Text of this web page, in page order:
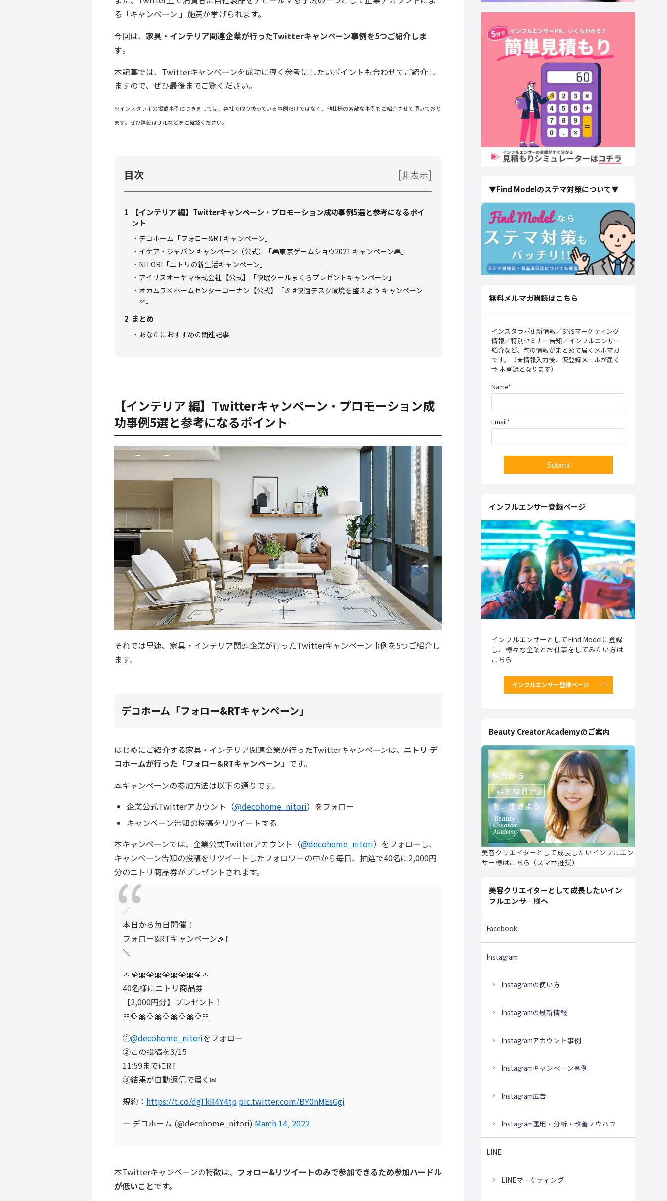
る「キャンペーン 」施策が挙げられます。
今回は、 家具・インテリア関連企業が行ったTwitterキャンペーン事例を5つご紹介しま
す。
本記事では、Twitterキャンペーンを成功に導く参考にしたいポイントも合わせてご紹介し
ますので、ぜひ最後までご覧ください。
※インスタラボの掲載事例につきましては、弊社で取り扱っている事例だけではなく、他社様の素敵な事例もご紹介させて頂いており
ます。ぜひ詳細はURLなどをご確認ください。
目次 [非表示]
1
【インテリア 編】Twitterキャンペーン・プロモーション成功事例5選と参考になるポイ
ント
デコホーム「フォロー&RTキャンペーン」
イケア・ジャパン キャンペーン（公式）「🎮東京ゲームショウ2021 キャンペーン🎮」
NITORI「ニトリの新生活キャンペーン」
アイリスオーヤマ株式会社【公式】「快眠クールまくらプレゼントキャンペーン」
オカムラ×ホームセンターコーナン【公式】「🎉 #快適デスク環境を整えよう キャンペーン
🎉」
2 まとめ
あなたにおすすめの関連記事
【インテリア 編】Twitterキャンペーン・プロモーション成
功事例5選と参考になるポイント
それでは早速、家具・インテリア関連企業が行ったTwitterキャンペーン事例を5つご紹介し
ます。
デコホーム「フォロー&RTキャンペーン」
はじめにご紹介する家具・インテリア関連企業が行ったTwitterキャンペーンは、 ニトリ デ
コホームが行った「フォロー&RTキャンペーン」 です。
本キャンペーンの参加方法は以下の通りです。
企業公式Twitterアカウント（@decohome_nitori）をフォロー
キャンペーン告知の投稿をリツイートする
本キャンペーンでは、企業公式Twitterアカウント（@decohome_nitori）をフォローし、
キャンペーン告知の投稿をリツイートしたフォロワーの中から毎日、抽選で40名に2,000円
分のニトリ商品券がプレゼントされます。
／
本日から毎日開催！
フォロー&RTキャンペーン🎉❗️
＼
​🎀💎🎀💎🎀💎🎀💎🎀💎🎀
40名様にニトリ商品券
【2,000円分】プレゼント！
🎀💎🎀💎🎀💎🎀💎🎀💎🎀
①@decohome_nitoriをフォロー
②この投稿を3/15
11:59までにRT​
③結果が自動返信で届く✉
規約： https://t.co/dgTkR4Y4tp pic.twitter.com/BY0nMEsGgi
— デコホーム (@decohome_nitori) March 14, 2022
本Twitterキャンペーンの特徴は、 フォロー&リツイートのみで参加できるため参加ハードル
が低いことです。
▼Find Modelのステマ対策について▼
無料メルマガ購読はこちら
インスタラボ更新情報／SNSマーケティング
情報／特別セミナー告知／インフルエンサー
紹介など、旬の情報がまとめて届くメルマガ
です。（★情報入力後、仮登録メールが届く
⇒ 本登録となります）
Name*
Email*
インフルエンサー登録ページ
インフルエンサーとしてFind Modelに登録
し、様々な企業とお仕事をしてみたい方は
こちら
インフルエンサー登録ページ
Beauty Creator Academyのご案内
美容クリエイターとして成長したいインフルエン
サー様はこちら（スマホ推奨）
美容クリエイターとして成長したいイン
フルエンサー様へ
Facebook
Instagram
Instagramの使い方
Instagramの最新情報
Instagramアカウント事例
Instagramキャンペーン事例
Instagram広告
Instagram運用・分析・改善ノウハウ
LINE
LINEマーケティング